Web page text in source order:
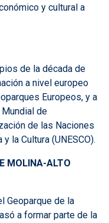
y cultural a
de la década de
a nivel europeo
Europeos, y a
de
de las Naciones
la Cultura (UNESCO).
MOLINA-ALTO
Geoparque de la
a formar parte de la